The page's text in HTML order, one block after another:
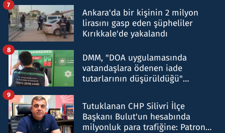
Ankara'da bir kişinin 2 milyon
lirasını gasp eden şüpheliler
Kırıkkale'de yakalandı
7
DMM, "DOA uygulamasında
vatandaşlara ödenen iade
tutarlarının düşürüldüğü"
8
Tutuklanan CHP Silivri İlçe
Başkanı Bulut'un hesabında
milyonluk para trafiğine: Patron
9